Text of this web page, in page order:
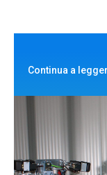
Continua a